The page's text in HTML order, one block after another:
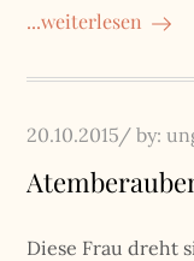
...weiterlesen
Posted
20.10.2015 by:
Diese Frau dreht